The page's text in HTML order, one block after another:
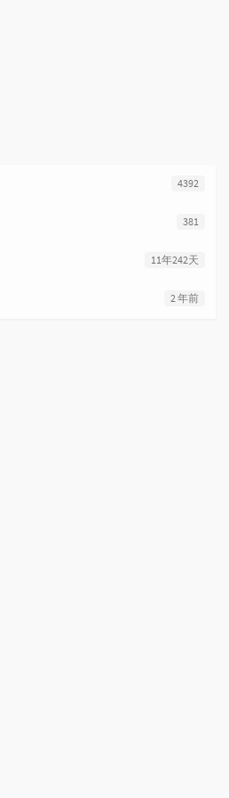
4392
381
11年242天
2 年前